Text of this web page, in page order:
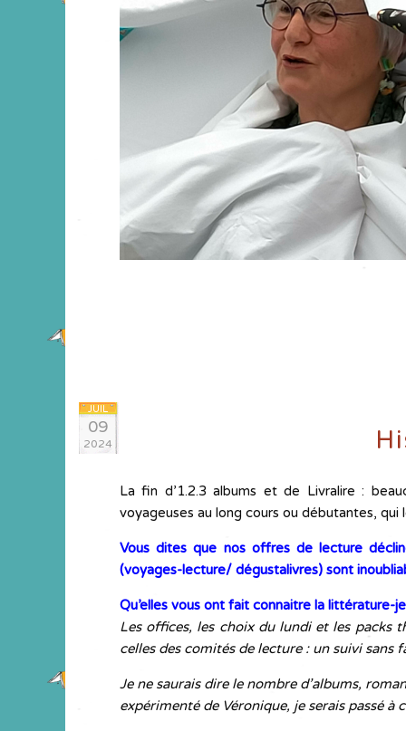
JUIL
09
2024
La fin d’1.2.3 albums et de Livralire :
voyageuses au long cours ou débutantes,
Vous dites que nos offres de lecture
(voyages-lecture/ dégustalivres) sont
Qu’elles vous ont fait connaitre la littérature-
Les offices, les choix du lundi et les packs
celles des comités de lecture : un suivi sans
Je ne saurais dire le nombre d’albums,
expérimenté de Véronique, je serais passé à